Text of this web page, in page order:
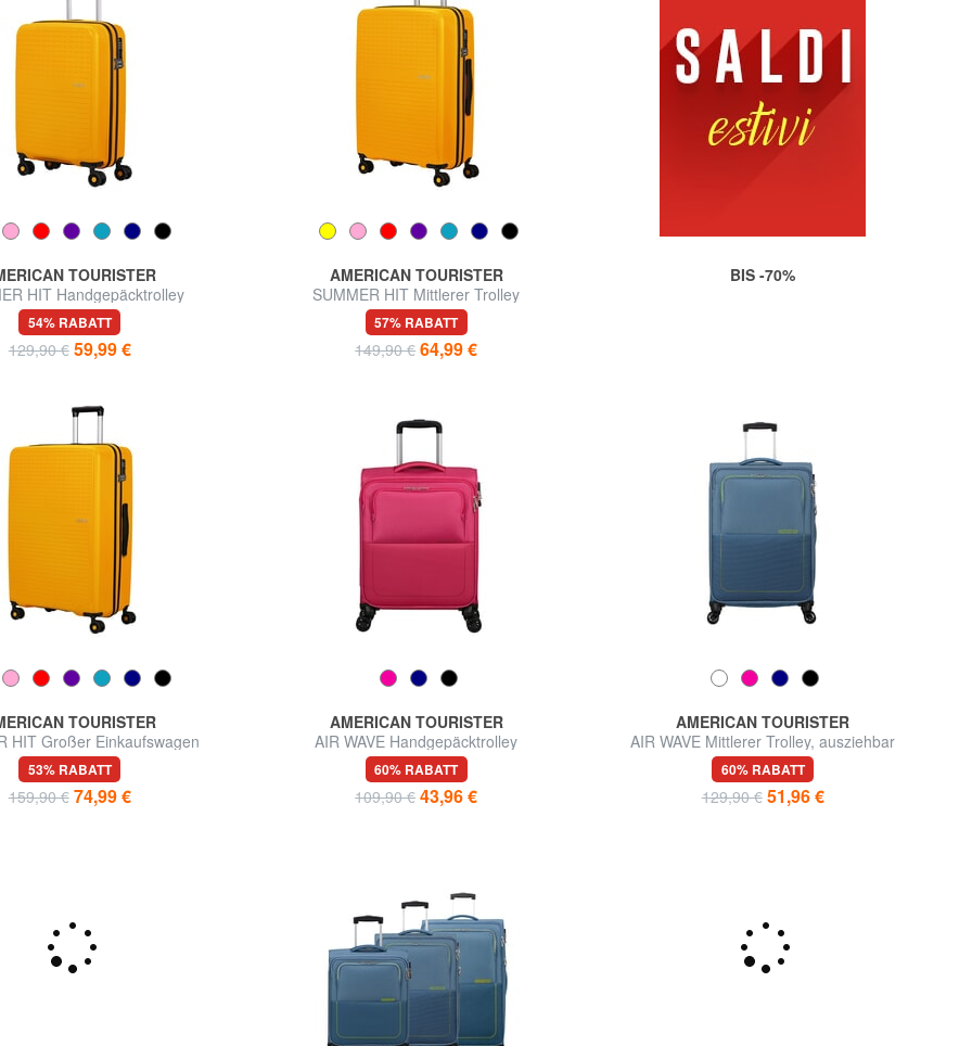
TOURISTER
HIT Handgepäcktrolley
54% RABATT
129,90 € 59,99 €
AMERICAN TOURISTER
SUMMER HIT Mittlerer Trolley
57% RABATT
149,90 € 64,99 €
BIS -70%
TOURISTER
HIT Großer Einkaufswagen
53% RABATT
159,90 € 74,99 €
AMERICAN TOURISTER
AIR WAVE Handgepäcktrolley
60% RABATT
109,90 € 43,96 €
AMERICAN TOURISTER
AIR WAVE Mittlerer Trolley, ausziehbar
60% RABATT
129,90 € 51,96 €